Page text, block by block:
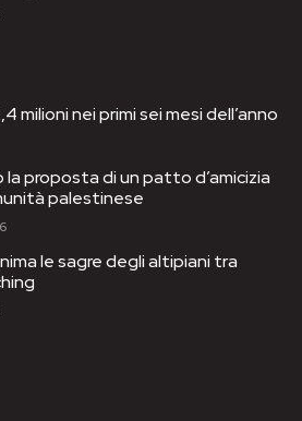
milioni nei primi sei mesi dell’anno
la proposta di un patto d’amicizia
palestinese
le sagre degli altipiani tra